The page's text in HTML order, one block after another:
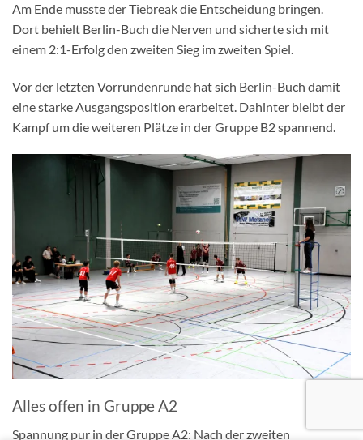
Am Ende musste der Tiebreak die Entscheidung bringen.
Dort behielt Berlin-Buch die Nerven und sicherte sich mit
einem 2:1-Erfolg den zweiten Sieg im zweiten Spiel.
Vor der letzten Vorrundenrunde hat sich Berlin-Buch damit
eine starke Ausgangsposition erarbeitet. Dahinter bleibt der
Kampf um die weiteren Plätze in der Gruppe B2 spannend.
Alles offen in Gruppe A2
Spannung pur in der Gruppe A2: Nach der zweiten